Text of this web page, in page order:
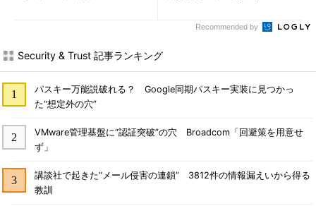
Recommended by
Security & Trust 記事ランキング
パスキー万能説破れる？ Google同期パスキー実装に見つかっ
た“想定外の穴”
VMware管理基盤に“認証突破”の穴 Broadcom「回避策を用意せ
ず」
講談社で起きた“メール侵害の連鎖” 3812件の情報漏えいから得る
教訓